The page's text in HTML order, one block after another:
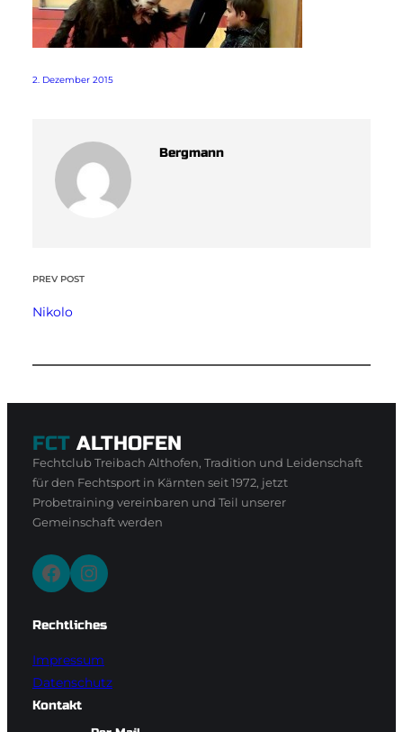
2. Dezember 2015
Bergmann
PREV POST
Nikolo
FCT ALTHOFEN
Fechtclub Treibach Althofen, Tradition und Leidenschaft
für den Fechtsport in Kärnten seit 1972, jetzt
Probetraining vereinbaren und Teil unserer
Gemeinschaft werden
Facebook Instagram
Rechtliches
Impressum
Datenschutz
Kontakt